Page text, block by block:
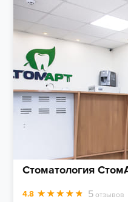
Стоматология
4.8 5 отзывов